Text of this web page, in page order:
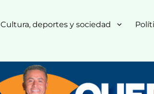
Cultura, deportes y sociedad